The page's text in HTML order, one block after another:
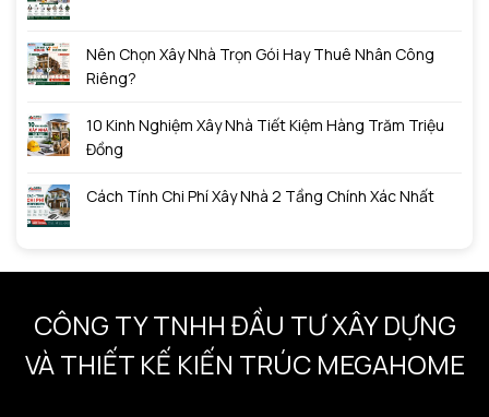
Nên Chọn Xây Nhà Trọn Gói Hay Thuê Nhân Công
Riêng?
10 Kinh Nghiệm Xây Nhà Tiết Kiệm Hàng Trăm Triệu
Đồng
Cách Tính Chi Phí Xây Nhà 2 Tầng Chính Xác Nhất
CÔNG TY TNHH ĐẦU TƯ XÂY DỰNG
VÀ THIẾT KẾ KIẾN TRÚC MEGAHOME